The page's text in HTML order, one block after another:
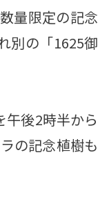
量限定の記念
別の「1625御
後2時半から
の記念植樹も